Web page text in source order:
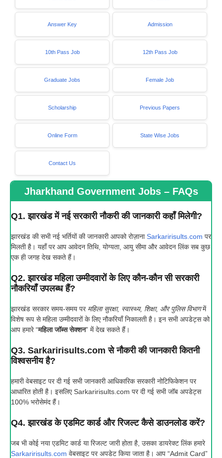
Answer Key Admission
10th Pass Job 12th Pass Job
Graduate Jobs Female Job
Scholarship Previous Papers
Online Form State Wise Jobs
Contact Us
Jharkhand Government Jobs – FAQs
Q1. झारखंड में नई सरकारी नौकरी की जानकारी कहाँ मिलेगी?
झारखंड की सभी नई भर्तियों की जानकारी आपको रोज़ानाSarkaririsults.com पर
मिलती है। यहाँ पर आप आवेदन तिथि, योग्यता, आयु सीमा और आवेदन लिंक सब कुछ
एक ही जगह देख सकते हैं।
Q2. झारखंड महिला उम्मीदवारों के लिए कौन-कौन सी सरकारी
नौकरियाँ उपलब्ध हैं?
झारखंड सरकार समय-समय पर महिला सुरक्षा, स्वास्थ्य, शिक्षा, और पुलिस विभागमें
विशेष रूप से महिला उम्मीदवारों के लिए नौकरियाँ निकालती है। इन सभी अपडेट्स को
आप हमारे “महिला जॉब्स सेक्शन” में देख सकते हैं।
Q3. Sarkaririsults.com से नौकरी की जानकारी कितनी
विश्वसनीय है?
हमारी वेबसाइट पर दी गई सभी जानकारी आधिकारिक सरकारी नोटिफिकेशन पर
आधारित होती है। इसलिए Sarkaririsults.com पर दी गई सभी जॉब अपडेट्स
100% भरोसेमंद हैं।
Q4. झारखंड के एडमिट कार्ड और रिजल्ट कैसे डाउनलोड करें?
जब भी कोई नया एडमिट कार्ड या रिजल्ट जारी होता है, उसका डायरेक्ट लिंक हमारे
Sarkaririsults.com वेबसाइट पर अपडेट किया जाता है। आप “Admit Card”